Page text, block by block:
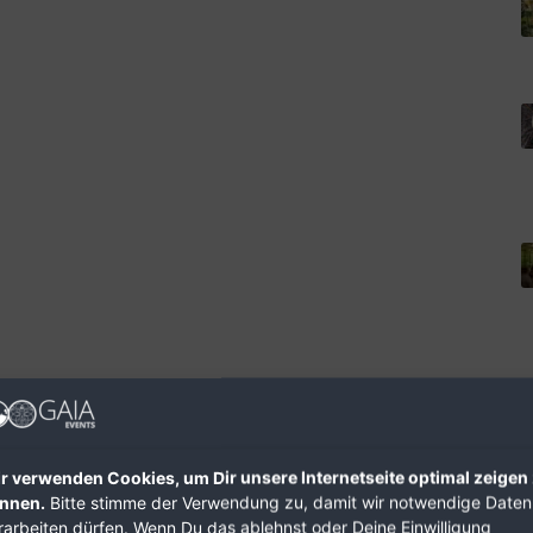
verwenden Cookies, um Dir unsere Internetseite optimal zeigen
Bitte stimme der Verwendung zu, damit wir notwendige Daten
dürfen. Wenn Du das ablehnst oder Deine Einwilligung